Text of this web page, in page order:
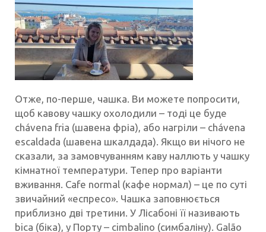
Отже, по-перше, чашка. Ви можете попросити,
щоб кавову чашку охолодили – тоді це буде
chávena fria (шавена фріа), або нагріли – chávena
escaldada (шавена шкалдада). Якщо ви нічого не
сказали, за замовчуванням каву наллють у чашку
кімнатної температури. Тепер про варіанти
вживання. Cafe normal (кафе нормал) – це по суті
звичайний «еспресо». Чашка заповнюється
приблизно дві третини. У Лісабоні її називають
bica (біка), у Порту – cimbalino (симбаліну). Galão